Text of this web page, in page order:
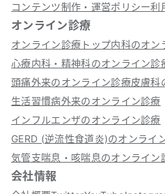
コンテンツ制作・運営ポリシー利
オンライン診療
オンライン診療トップ内科のオン
心療内科・精神科のオンライン診
頭痛外来のオンライン診療皮膚科
生活習慣病外来のオンライン診療
インフルエンザのオンライン診療
GERD (逆流性食道炎)のオンライ
気管支喘息・咳喘息のオンライン
会社情報